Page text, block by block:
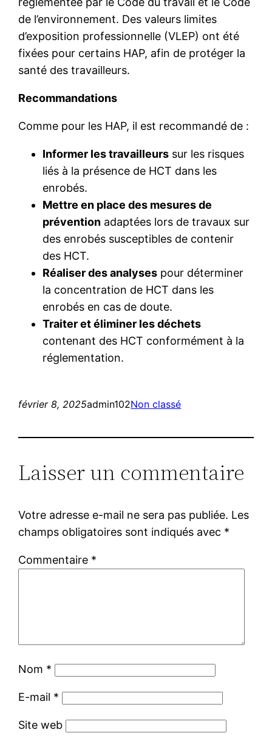
de l’environnement. Des valeurs limites
d’exposition professionnelle (VLEP) ont été
fixées pour certains HAP, afin de protéger la
santé des travailleurs.
Recommandations
Comme pour les HAP, il est recommandé de :
Informer les travailleurs sur les risques
liés à la présence de HCT dans les
enrobés.
Mettre en place des mesures de
prévention adaptées lors de travaux sur
des enrobés susceptibles de contenir
des HCT.
Réaliser des analyses pour déterminer
la concentration de HCT dans les
enrobés en cas de doute.
Traiter et éliminer les déchets
contenant des HCT conformément à la
réglementation.
février 8, 2025admin102Non classé
Laisser un commentaire
Votre adresse e-mail ne sera pas publiée. Les
champs obligatoires sont indiqués avec *
Commentaire *
Nom *
E-mail *
Site web